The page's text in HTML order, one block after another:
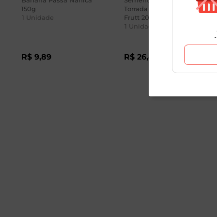
150g
1 Unidade
R$ 9,89
Torrada e Salgada Brasil
Frutt 200g
1 Unidade
R$ 26,49